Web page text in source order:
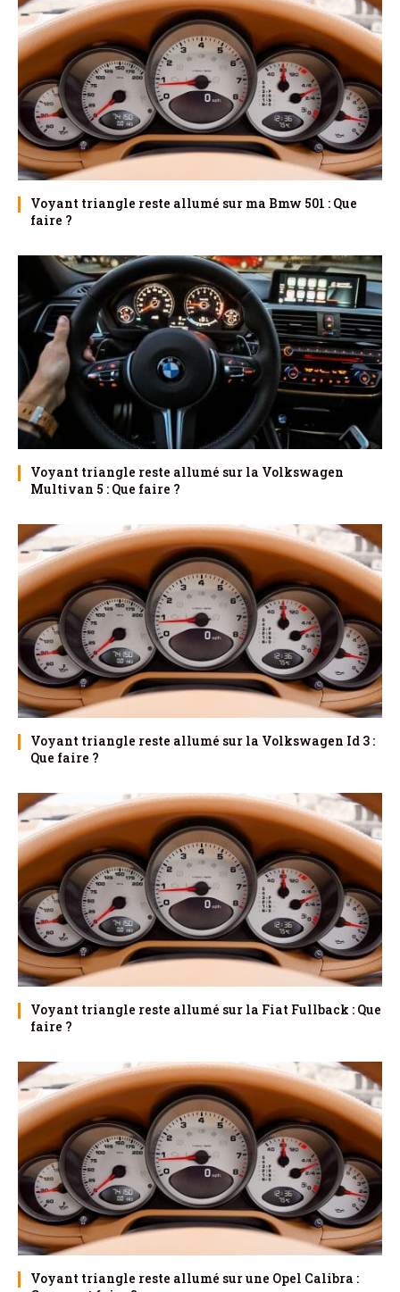
Voyant triangle reste allumé sur ma Bmw 501 : Que
faire ?
Voyant triangle reste allumé sur la Volkswagen
Multivan 5 : Que faire ?
Voyant triangle reste allumé sur la Volkswagen Id 3 :
Que faire ?
Voyant triangle reste allumé sur la Fiat Fullback : Que
faire ?
Voyant triangle reste allumé sur une Opel Calibra :